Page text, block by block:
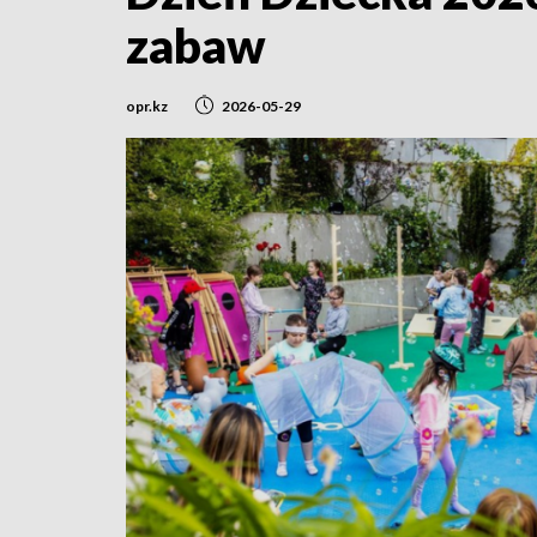
zabaw
opr.kz 2026-05-29